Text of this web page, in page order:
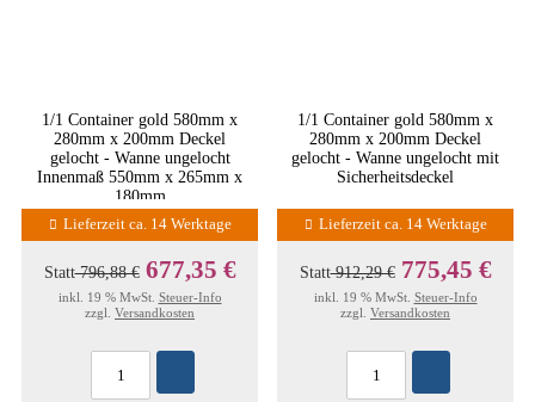
1/1 Container gold 580mm x
280mm x 200mm Deckel
gelocht - Wanne ungelocht
Innenmaß 550mm x 265mm x
180mm
Lieferzeit ca. 14 Werktage
Statt796,88 € 677,35 €
inkl. 19 % MwSt. Steuer-Info
zzgl. Versandkosten
1/1 Container gold 580mm x
280mm x 200mm Deckel
gelocht - Wanne ungelocht mit
Sicherheitsdeckel
Lieferzeit ca. 14 Werktage
Statt912,29 € 775,45 €
inkl. 19 % MwSt. Steuer-Info
zzgl. Versandkosten